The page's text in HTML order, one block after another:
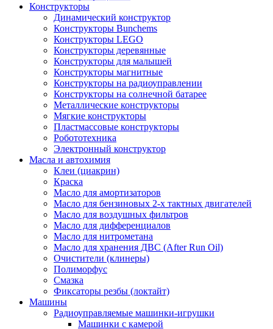
Конструкторы
Динамический конструктор
Конструкторы Bunchems
Конструкторы LEGO
Конструкторы деревянные
Конструкторы для малышей
Конструкторы магнитные
Конструкторы на радиоуправлении
Конструкторы на солнечной батарее
Металлические конструкторы
Мягкие конструкторы
Пластмассовые конструкторы
Робототехника
Электронный конструктор
Масла и автохимия
Клеи (циакрин)
Краска
Масло для амортизаторов
Масло для бензиновых 2-х тактных двигателей
Масло для воздушных фильтров
Масло для дифференциалов
Масло для нитрометана
Масло для хранения ДВС (After Run Oil)
Очистители (клинеры)
Полиморфус
Смазка
Фиксаторы резбы (локтайт)
Машины
Радиоуправляемые машинки-игрушки
Машинки с камерой